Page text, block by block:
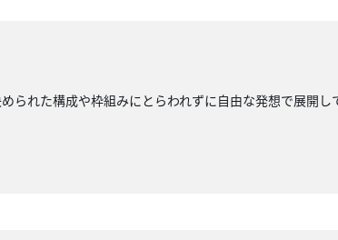
れた構成や枠組みにとらわれずに自由な発想で展開し